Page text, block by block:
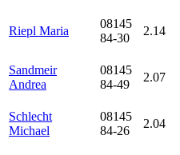
Riepl Maria
08145
84-30
2.14
Sandmeir
Andrea
08145
84-49
2.07
Schlecht
Michael
08145
84-26
2.04